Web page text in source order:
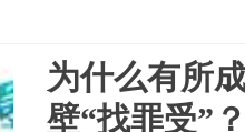
为什么有所
壁“找罪受”